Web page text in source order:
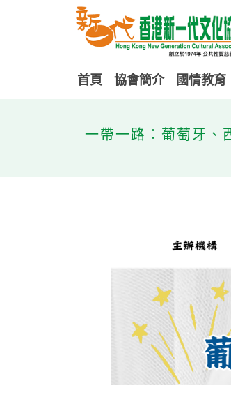
首頁 協會簡介 國情教育
一帶一路：葡萄牙、